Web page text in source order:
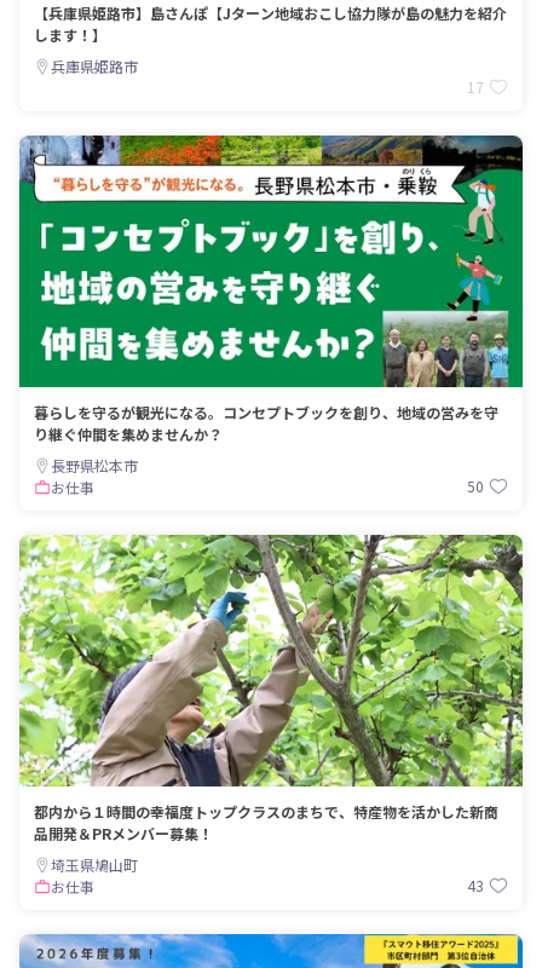
【兵庫県姫路市】島さんぽ【Jターン地域おこし協力隊が島の魅力を紹介
します！】
兵庫県姫路市
17
暮らしを守るが観光になる。コンセプトブックを創り、地域の営みを守
り継ぐ仲間を集めませんか？
長野県松本市
お仕事
50
都内から１時間の幸福度トップクラスのまちで、特産物を活かした新商
品開発＆PRメンバー募集！
埼玉県鳩山町
お仕事
43